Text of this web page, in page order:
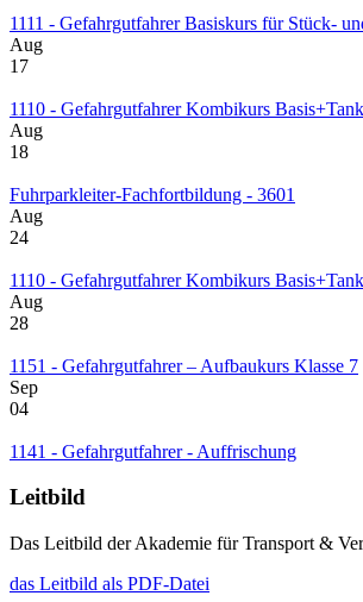
1111 - Gefahrgutfahrer Basiskurs für Stück-
Aug
17
1110 - Gefahrgutfahrer Kombikurs Basis+Tank
Aug
18
Fuhrparkleiter-Fachfortbildung - 3601
Aug
24
1110 - Gefahrgutfahrer Kombikurs Basis+Tank
Aug
28
1151 - Gefahrgutfahrer – Aufbaukurs Klasse 7
Sep
04
1141 - Gefahrgutfahrer - Auffrischung
Leitbild
Das Leitbild der Akademie für Transport &
das Leitbild als PDF-Datei